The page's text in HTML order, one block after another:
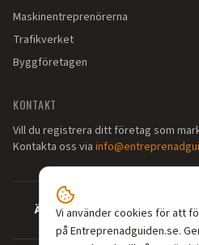
Maskinentreprenörerna
Trafikverket
Byggföretagen
KONTAKT
Vill du registrera ditt företag som
Kontakta oss via
Är du markentreprenör?—
Vi använder cookies för att
på Entreprenadguiden.se.